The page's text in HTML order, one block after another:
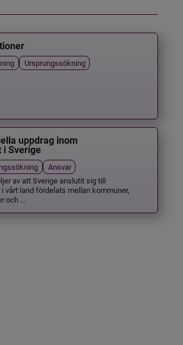
Ursprungssökning
uppdrag inom
i Sverige
Ansvar
av att Sverige anslutit sig till
vårt land fördelats mellan kommuner,
och ...